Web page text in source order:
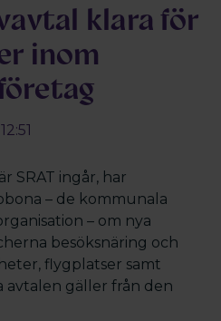
klara för
inom
SRAT ingår, har
– de kommunala
– om nya
besöksnäring och
flygplatser samt
avtalen gäller från den